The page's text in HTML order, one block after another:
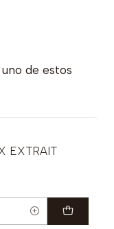
de estos
EXTRAIT